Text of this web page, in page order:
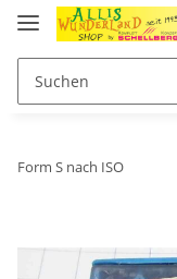
Form S nach ISO